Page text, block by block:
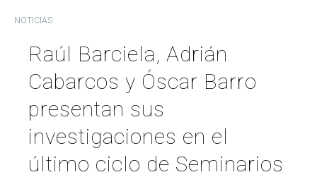
Investigación
Transferencia
Servicios
Igualdad
NOTICIAS
Raúl Barciela, Adrián
Cabarcos y Óscar Barro
presentan sus
investigaciones en el
último ciclo de Seminarios